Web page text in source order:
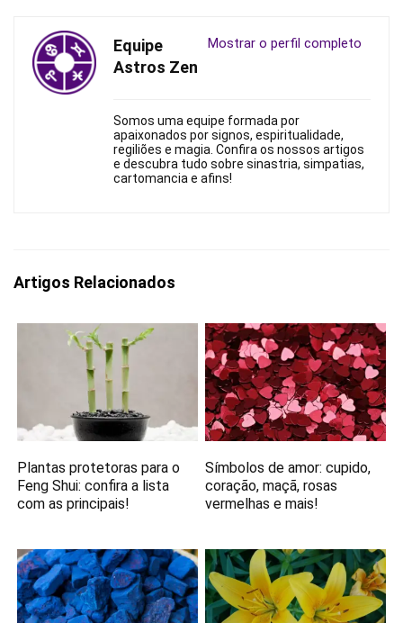
Mostrar o perfil completo
Equipe
Astros Zen
Somos uma equipe formada por
apaixonados por signos, espiritualidade,
regiliões e magia. Confira os nossos artigos
e descubra tudo sobre sinastria, simpatias,
cartomancia e afins!
Artigos Relacionados
Plantas protetoras para o
Feng Shui: confira a lista
com as principais!
Símbolos de amor: cupido,
coração, maçã, rosas
vermelhas e mais!